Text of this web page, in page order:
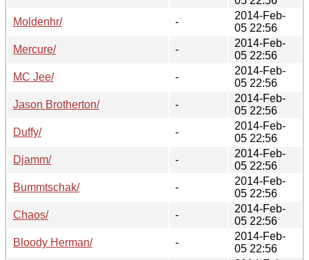
Moldenhr/
-
2014-Feb-
05 22:56
Mercure/
-
2014-Feb-
05 22:56
MC Jee/
-
2014-Feb-
05 22:56
Jason Brotherton/
-
2014-Feb-
05 22:56
Duffy/
-
2014-Feb-
05 22:56
Djamm/
-
2014-Feb-
05 22:56
Bummtschak/
-
2014-Feb-
05 22:56
Chaos/
-
2014-Feb-
05 22:56
Bloody Herman/
-
2014-Feb-
05 22:56